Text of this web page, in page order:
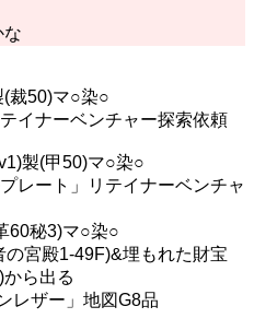
な
(裁50)マ○染○
イナーベンチャー探索依頼
製(甲50)マ○染○
レート」リテイナーベンチャ
60秘3)マ○染○
宮殿1-49F)&埋もれた財宝
から出る
ザー」地図G8品